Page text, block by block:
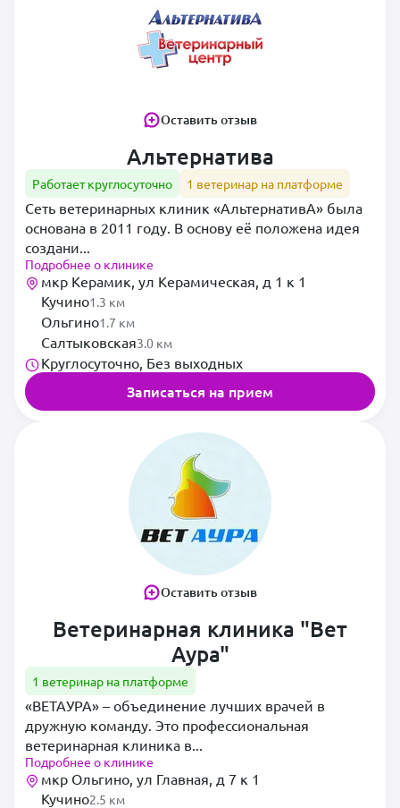
Оставить отзыв
Альтернатива
Работает круглосуточно 1 ветеринар на платформе
Сеть ветеринарных клиник «АльтернативА» была
основана в 2011 году. В основу её положена идея
создани...
Подробнее о клинике
мкр Керамик, ул Керамическая, д 1 к 1
Кучино1.3 км
Ольгино1.7 км
Салтыковская3.0 км
Круглосуточно, Без выходных
Записаться на прием
Оставить отзыв
Ветеринарная клиника "Вет
Аура"
1 ветеринар на платформе
«ВЕТАУРА» – объединение лучших врачей в
дружную команду. Это профессиональная
ветеринарная клиника в...
Подробнее о клинике
мкр Ольгино, ул Главная, д 7 к 1
Кучино2.5 км